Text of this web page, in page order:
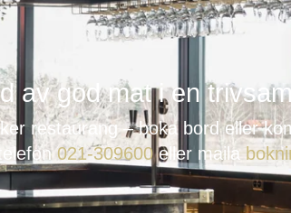
av god mat i en
restaurang – boka bord eller
021-309600eller maila